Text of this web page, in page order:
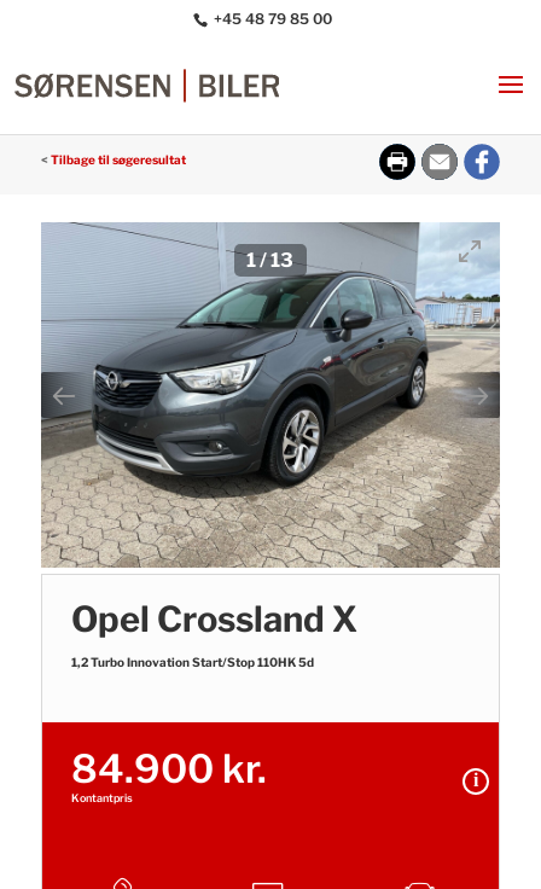
+45 48 79 85 00
< Tilbage til søgeresultat
1/13
Opel Crossland X
1,2 Turbo Innovation Start/Stop 110HK 5d
84.900 kr.
Kontantpris